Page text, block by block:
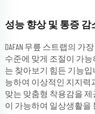
성능 향상 및 통증 감
DAFAN 무릎 스트랩의
수준에 맞게 조절이 가
는 찾아보기 힘든 기능
능하여 이상적인 지지력
맞는 맞춤형 착용감을
이 가능하여 일상생활을